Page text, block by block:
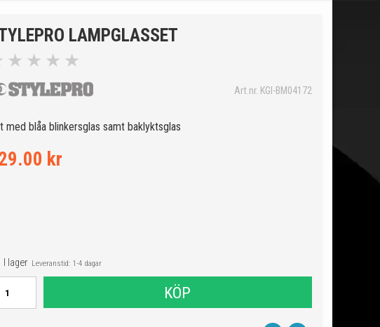
produkter.
LAMPGLASSET
★ ★ ★ ★
Art.nr. KGI-BM04172
med blåa blinkersglas samt baklyktsglas
kr
I lagerLeveranstid: 1-4 dagar
KÖP